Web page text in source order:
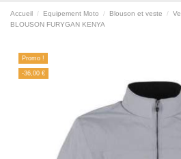
Accueil Equipement Moto Blouson et veste
BLOUSON FURYGAN KENYA
Promo !
-36,00 €